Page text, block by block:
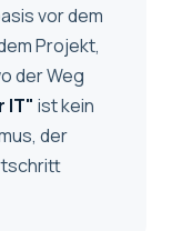
vor dem
Projekt,
der Weg
IT" ist kein
der